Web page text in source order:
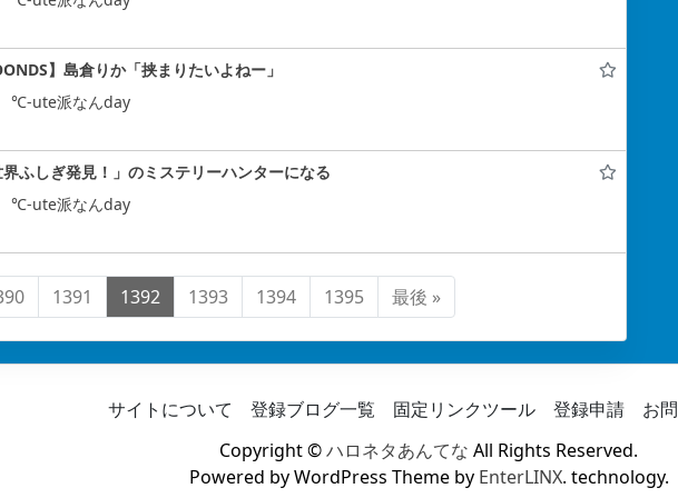
】島倉りか「挟まりたいよねー」
℃-ute派なんday
ふしぎ発見！」のミステリーハンターになる
℃-ute派なんday
1391 1392 1393 1394 1395 最後 »
サイトについて 登録ブログ一覧 固定リンクツール 登録申請
お
Copyright ©ハロネタあんてな All Rights Reserved.
Powered by WordPress Theme by EnterLINX. technology.